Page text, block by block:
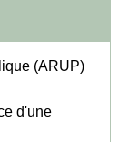
(ARUP)
d'une